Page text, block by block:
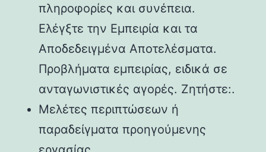
πληροφορίες και συνέπεια.
Ελέγξτε την Εμπειρία και τα
Αποδεδειγμένα Αποτελέσματα.
Προβλήματα εμπειρίας, ειδικά σε
ανταγωνιστικές αγορές. Ζητήστε:.
Μελέτες περιπτώσεων ή
παραδείγματα προηγούμενης